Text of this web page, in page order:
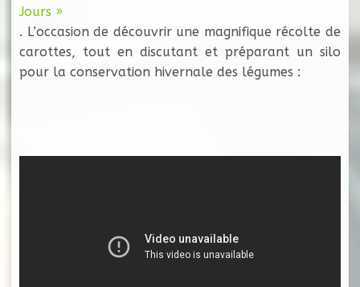
Jours »
. L’occasion de découvrir une magnifique récolte de
carottes, tout en discutant et préparant un silo
pour la conservation hivernale des légumes :